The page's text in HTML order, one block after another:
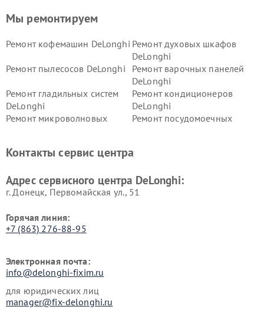
Мы ремонтируем
Ремонт кофемашин DeLonghi Ремонт духовых шкафов
DeLonghi
Ремонт пылесосов DeLonghi
Ремонт варочных панелей
DeLonghi
Ремонт гладильных систем
DeLonghi
Ремонт кондиционеров
DeLonghi
Ремонт микроволновых
Ремонт посудомоечных
DeLonghi
DeLonghi
Контакты сервис центра
Адрес сервисного центра DeLonghi:
г. Донецк, Первомайская ул., 51
Горячая линия:
+7 (863) 276-88-95
Электронная почта:
info@delonghi-fixim.ru
для юридических лиц
manager@fix-delonghi.ru